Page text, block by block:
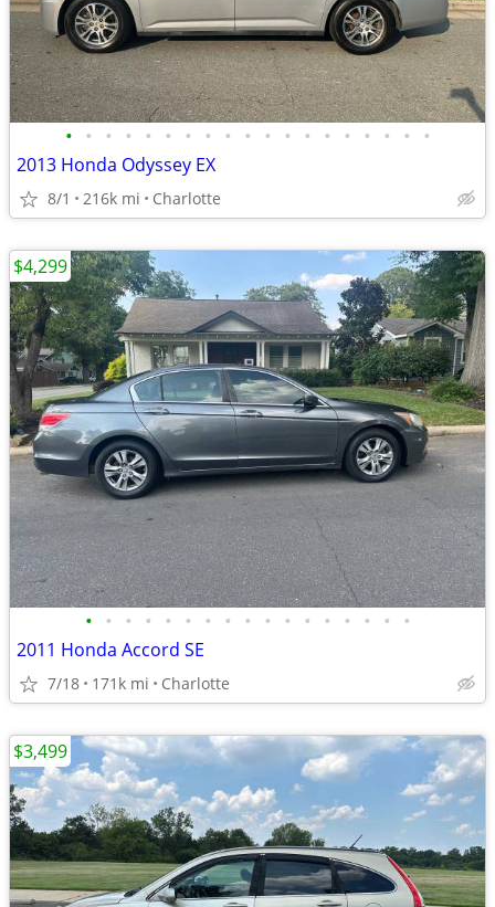
• • • • • • • • • • • • • • • • • • •
2013 Honda Odyssey EX
8/1 216k mi Charlotte
• • • • • • • • • • • • • • • • •
2011 Honda Accord SE
7/18 171k mi Charlotte
$4,299
$3,499